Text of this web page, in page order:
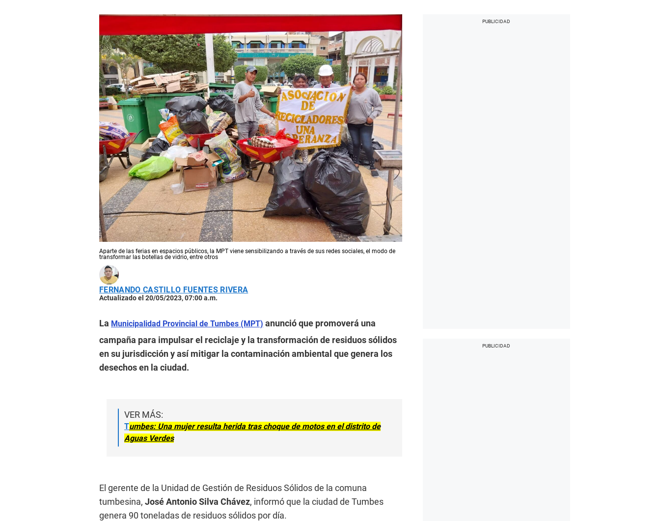
Aparte de las ferias en espacios públicos, la MPT viene sensibilizando a través de sus redes sociales, el modo de
transformar las botellas de vidrio, entre otros
FERNANDO CASTILLO FUENTES RIVERA
Actualizado el 20/05/2023, 07:00 a.m.
La Municipalidad Provincial de Tumbes (MPT) anunció que promoverá una
campaña para impulsar el reciclaje y la transformación de residuos sólidos
en su jurisdicción y así mitigar la contaminación ambiental que genera los
desechos en la ciudad.
VER MÁS:
Tumbes: Una mujer resulta herida tras choque de motos en el distrito de
Aguas Verdes
El gerente de la Unidad de Gestión de Residuos Sólidos de la comuna
tumbesina, José Antonio Silva Chávez, informó que la ciudad de Tumbes
genera 90 toneladas de residuos sólidos por día.